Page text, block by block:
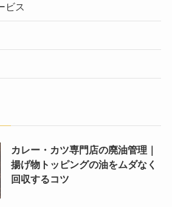
ビス
カレー・カツ専門店の廃油管理｜
揚げ物トッピングの油をムダなく
回収するコツ